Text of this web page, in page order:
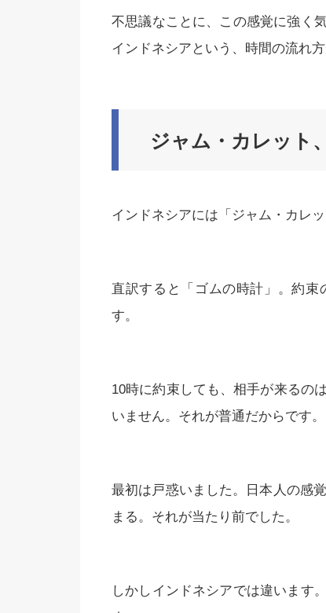
不思議なことに、この感覚に強く
インドネシアという、時間の流れ
ジャム・カレット
インドネシアには「ジャム・カレ
直訳すると「ゴムの時計」。約
す。
10時に約束しても、相手が来るの
いません。それが普通だからです。
最初は戸惑いました。日本人の感
まる。それが当たり前でした。
しかしインドネシアでは違います